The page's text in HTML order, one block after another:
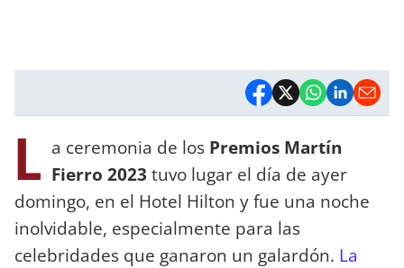
L a ceremonia de los Premios Martín
Fierro 2023 tuvo lugar el día de ayer
domingo, en el Hotel Hilton y fue una noche
inolvidable, especialmente para las
celebridades que ganaron un galardón. La